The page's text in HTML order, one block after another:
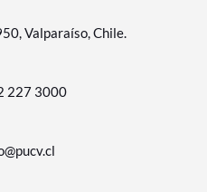
Valparaíso, Chile.
227 3000